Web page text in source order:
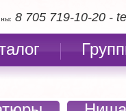
8 705 719-10-20 -